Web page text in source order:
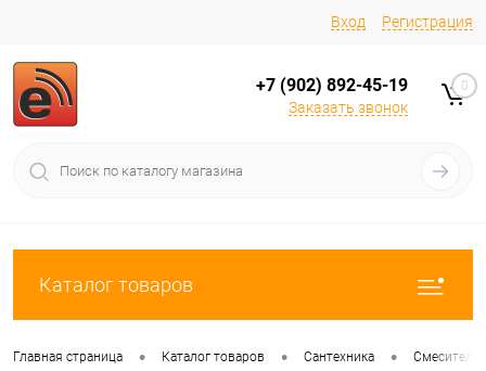
Вход Регистрация
+7 (902) 892-45-19
Заказать звонок
0
Каталог товаров
Главная страница • Каталог товаров • Сантехника • Смесители